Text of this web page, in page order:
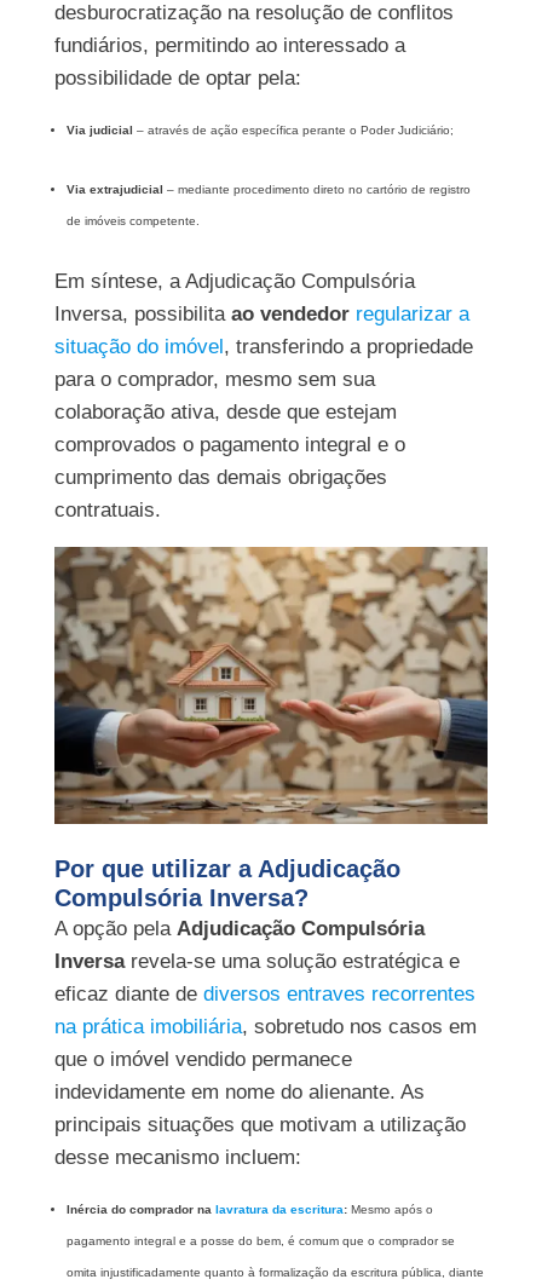
desburocratização na resolução de conflitos
fundiários, permitindo ao interessado a
possibilidade de optar pela:
Via judicial – através de ação específica perante o Poder Judiciário;
Via extrajudicial – mediante procedimento direto no cartório de registro
de imóveis competente.
Em síntese, a Adjudicação Compulsória
Inversa, possibilita ao vendedor regularizar a
situação do imóvel , transferindo a propriedade
para o comprador, mesmo sem sua
colaboração ativa, desde que estejam
comprovados o pagamento integral e o
cumprimento das demais obrigações
contratuais.
Por que utilizar a Adjudicação
Compulsória Inversa?
A opção pela Adjudicação Compulsória
Inversarevela-se uma solução estratégica e
eficaz diante de diversos entraves recorrentes
na prática imobiliária, sobretudo nos casos em
que o imóvel vendido permanece
indevidamente em nome do alienante. As
principais situações que motivam a utilização
desse mecanismo incluem:
Inércia do comprador na lavratura da escritura:Mesmo após o
pagamento integral e a posse do bem, é comum que o comprador se
omita injustificadamente quanto à formalização da escritura pública, diante